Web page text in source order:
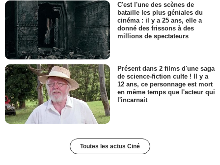
C'est l'une des scènes de
bataille les plus géniales du
cinéma : il y a 25 ans, elle a
donné des frissons à des
millions de spectateurs
Présent dans 2 films d'une saga
de science-fiction culte ! Il y a
12 ans, ce personnage est mort
en même temps que l'acteur qui
l'incarnait
Toutes les actus Ciné